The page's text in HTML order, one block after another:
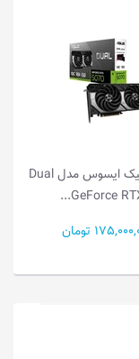
کارت گرافیک ایسوس مدل Dual
کارت